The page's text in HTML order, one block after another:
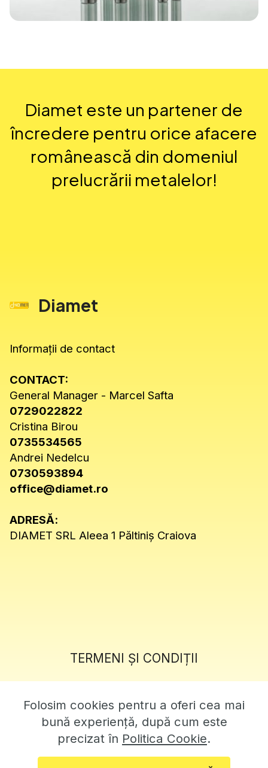
Diamet este un partener de
încredere pentru orice afacere
românească din domeniul
prelucrării metalelor!
Diamet
Informații de contact
CONTACT:
General Manager - Marcel Safta
0729022822
Cristina Birou
0735534565
Andrei Nedelcu
0730593894
office@diamet.ro
ADRESĂ:
DIAMET SRL Aleea 1 Păltiniș Craiova
TERMENI ȘI CONDIȚII
POLITICĂ COOKIE
Folosim cookies pentru a oferi cea mai
bună experiență, după cum este
precizat în Politica Cookie.